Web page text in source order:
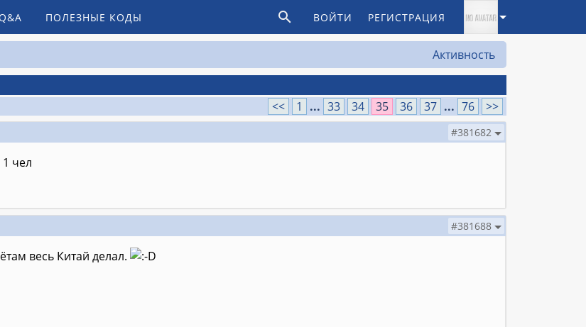
ПОЛЕЗНЫЕ КОДЫ ВОЙТИ РЕГИСТРАЦИЯ
Активность
<<
1 ... 33 34 35 36 37 ... 76 >>
#381682
чел
#381688
весь Китай делал.